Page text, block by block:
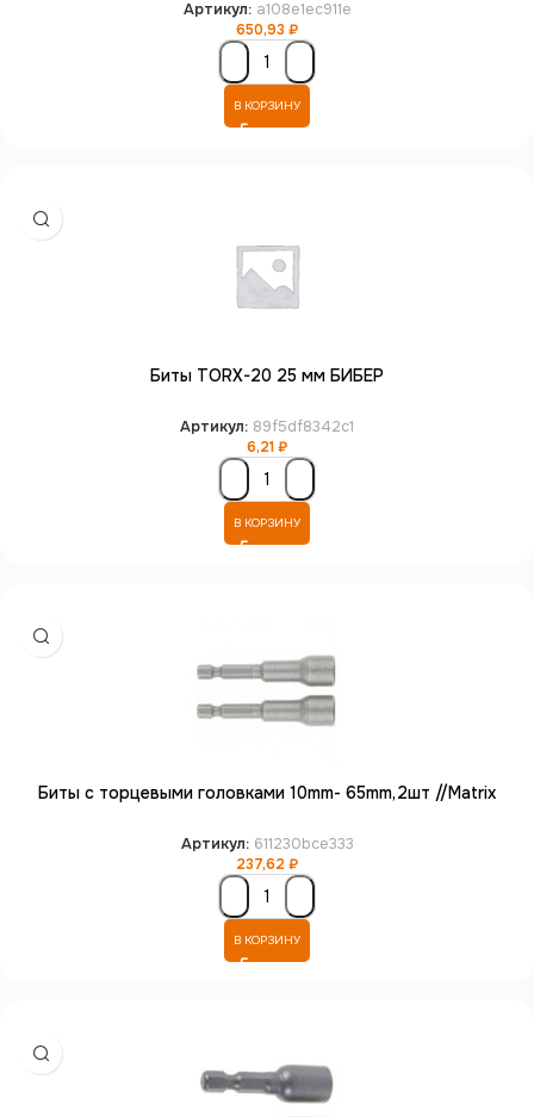
Артикул: a108e1ec911e
650,93₽
В КОРЗИНУ
Биты TORX-20 25 мм БИБЕР
Артикул: 89f5df8342c1
6,21₽
В КОРЗИНУ
Биты с торцевыми головками 10mm- 65mm,2шт //Matrix
Артикул: 611230bce333
237,62₽
В КОРЗИНУ